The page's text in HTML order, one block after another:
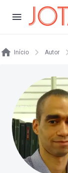
Início Autor